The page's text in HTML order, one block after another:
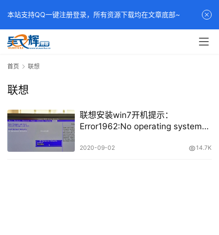
首页 联想
联想
联想安装win7开机提示：
Error1962:No operating system
2020-09-02 14.7K
本站支持QQ一键注册登录，所有资源下载均在文章底部~